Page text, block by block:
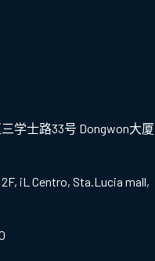
学士路33号 Dongwon大厦
iL Centro, Sta.Lucia mall,